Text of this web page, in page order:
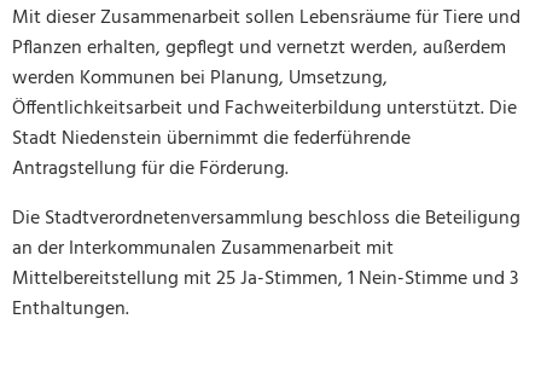
Mit dieser Zusammenarbeit sollen Lebensräume für Tiere und
Pflanzen erhalten, gepflegt und vernetzt werden, außerdem
werden Kommunen bei Planung, Umsetzung,
Öffentlichkeitsarbeit und Fachweiterbildung unterstützt. Die
Stadt Niedenstein übernimmt die federführende
Antragstellung für die Förderung.
Die Stadtverordnetenversammlung beschloss die Beteiligung
an der Interkommunalen Zusammenarbeit mit
Mittelbereitstellung mit 25 Ja-Stimmen, 1 Nein-Stimme und 3
Enthaltungen.